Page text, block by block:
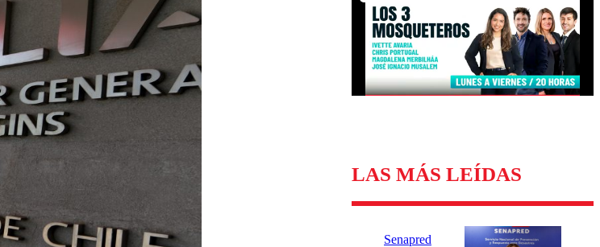
Universidad de Chile
Sustentabilidad
LAS MÁS LEÍDAS
Senapred